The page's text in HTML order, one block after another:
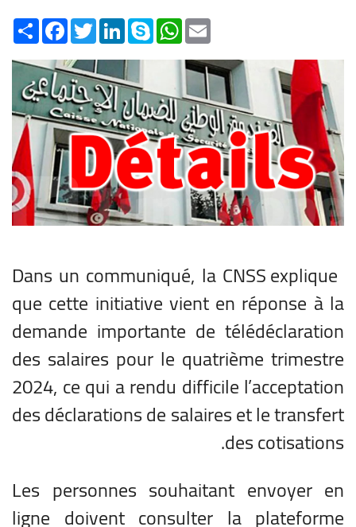
Share
FacebookTwitterLinkedInSkype
WhatsAppEmail
Dans un communiqué, la CNSS explique
que cette initiative vient en réponse à la
demande importante de télédéclaration
des salaires pour le quatrième trimestre
2024, ce qui a rendu difficile l’acceptation
des déclarations de salaires et le transfert
des cotisations.
Les personnes souhaitant envoyer en
ligne doivent consulter la plateforme